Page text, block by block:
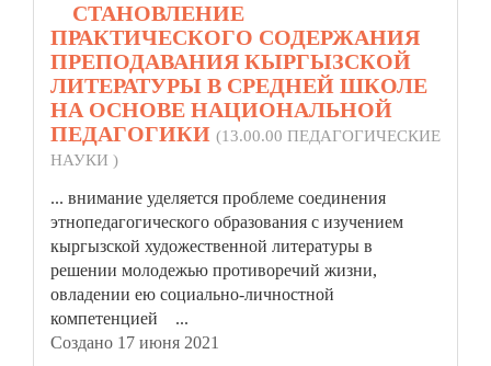
СТАНОВЛЕНИЕ
ПРАКТИЧЕСКОГО СОДЕРЖАНИЯ
ПРЕПОДАВАНИЯ КЫРГЫЗСКОЙ
ЛИТЕРАТУРЫ В СРЕДНЕЙ ШКОЛЕ
НА ОСНОВЕ НАЦИОНАЛЬНОЙ
ПЕДАГОГИКИ (13.00.00 ПЕДАГОГИЧЕСКИЕ
НАУКИ )
... внимание уделяется проблеме соединения
этнопедагогического образования с изучением
кыргызской художественной литературы в
решении молодежью противоречий жизни,
овладении ею социально-личностной
компетенцией ...
Создано 17 июня 2021